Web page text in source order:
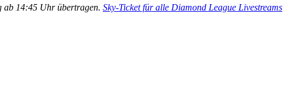
ab 14:45 Uhr übertragen. Sky-Ticket für alle Diamond League Livestreams